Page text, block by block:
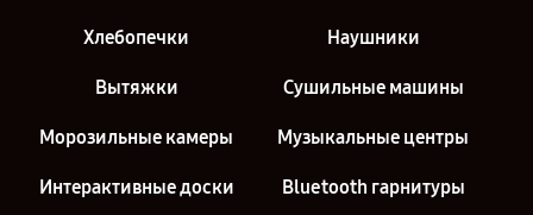
Хлебопечки Наушники
Вытяжки Сушильные машины
Морозильные камеры Музыкальные центры
Интерактивные доски Bluetooth гарнитуры